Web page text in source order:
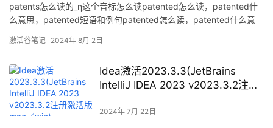
patents怎么读的_η这个音标怎么读patented怎么读，patented什
么意思，patented短语和例句patented怎么读，patented什么意
11:16:20patented怎么读，pa
激活谷笔记 2024年 8月 2日
Idea激活2023.3.3(JetBrains
IntelliJ IDEA 2023 v2023.3.2注册
2024年 7月 22日